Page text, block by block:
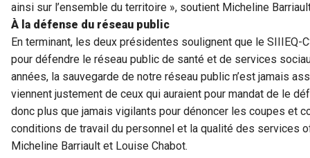
ainsi sur l’ensemble du territoire », soutient Micheline
À la défense du réseau public
En terminant, les deux présidentes soulignent que le SIIIEQ-
pour défendre le réseau public de santé et de services
années, la sauvegarde de notre réseau public n’est jamais
viennent justement de ceux qui auraient pour mandat de le
donc plus que jamais vigilants pour dénoncer les coupes et
conditions de travail du personnel et la qualité des services
Micheline Barriault et Louise Chabot.